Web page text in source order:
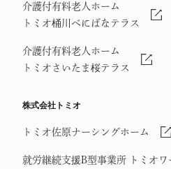
介護付有料老人ホーム
トミオ桶川べにばなテラス
介護付有料老人ホーム
トミオさいたま桜テラス
株式会社トミオ
トミオ佐原ナーシングホーム
就労継続支援B型事業所 トミオワ